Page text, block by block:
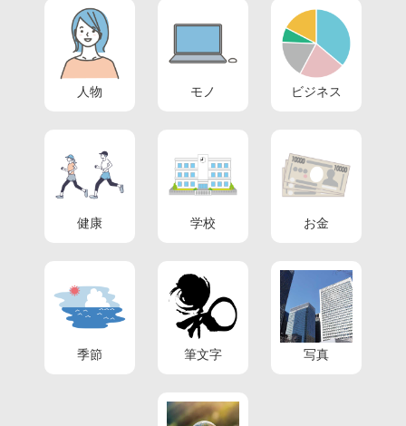
人物 モノ ビジネス
健康 学校 お金
季節 筆文字 写真